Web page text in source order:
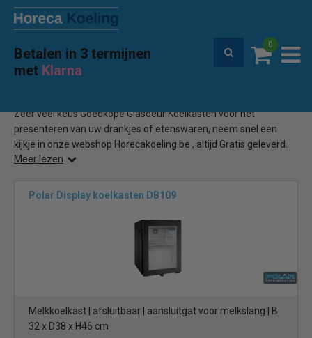
Betalen in 3 termijnen
met Klarna
0
Premium service en garantie
Home Goedkope Glasdeur Koelkast
Zeer veel keus Goedkope Glasdeur Koelkasten voor het
presenteren van uw drankjes of etenswaren, neem snel een
kijkje in onze webshop Horecakoeling.be , altijd Gratis geleverd.
Meer lezen
Polar Display koelkasten DB109
Melkkoelkast | afsluitbaar | aansluitgat voor melkslang | B
32 x D38 x H46 cm